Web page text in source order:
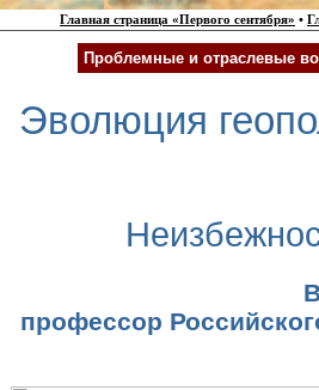
Главная страница «Первого сентября» •
Проблемные и отраслевые
Эволюция
профессор